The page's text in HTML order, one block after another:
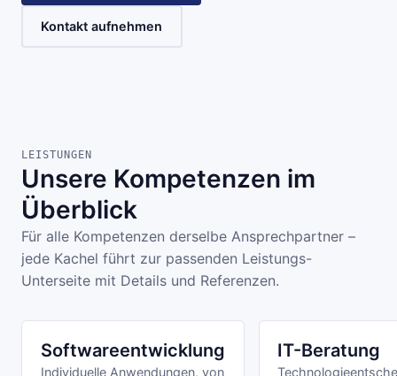
Kontakt aufnehmen
LEISTUNGEN
Unsere Kompetenzen im
Überblick
Für alle Kompetenzen derselbe Ansprechpartner –
jede Kachel führt zur passenden Leistungs-
Unterseite mit Details und Referenzen.
Softwareentwicklung
Individuelle Anwendungen, von
IT-Beratung